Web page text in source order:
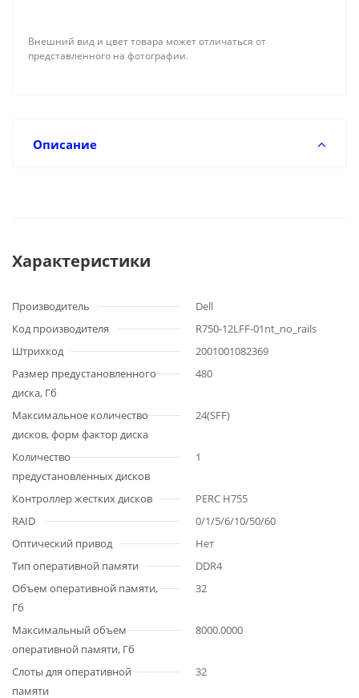
Внешний вид и цвет товара может отличаться от
представленного на фотографии.
Описание
Характеристики
Производитель
Dell
Код производителя
R750-12LFF-01nt_no_rails
Штрихкод
2001001082369
Размер предустановленного
диска, Гб
480
Максимальное количество
дисков, форм фактор диска
24(SFF)
Количество
предустановленных дисков
1
Контроллер жестких дисков
PERC H755
RAID
0/1/5/6/10/50/60
Оптический привод
Нет
Тип оперативной памяти
DDR4
Объем оперативной памяти,
Гб
32
Максимальный объем
оперативной памяти, Гб
8000.0000
Слоты для оперативной
памяти
32